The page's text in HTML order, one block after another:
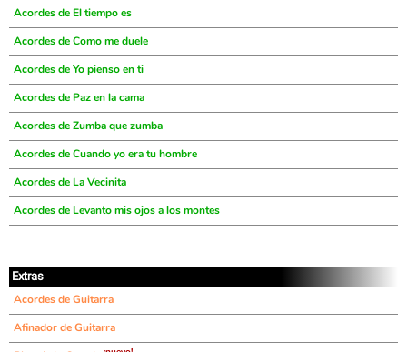
Acordes de El tiempo es
Acordes de Como me duele
Acordes de Yo pienso en ti
Acordes de Paz en la cama
Acordes de Zumba que zumba
Acordes de Cuando yo era tu hombre
Acordes de La Vecinita
Acordes de Levanto mis ojos a los montes
Extras
Acordes de Guitarra
Afinador de Guitarra